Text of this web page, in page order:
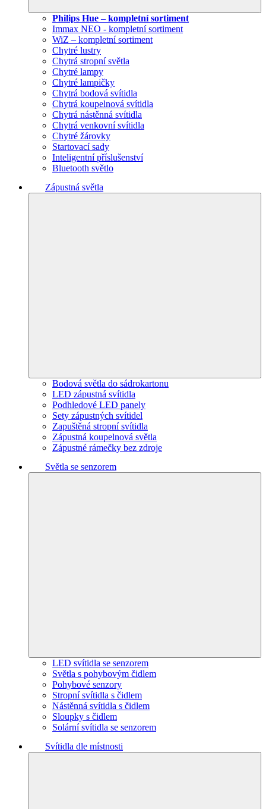
Philips Hue – kompletní sortiment
Immax NEO - kompletní sortiment
WiZ – kompletní sortiment
Chytré lustry
Chytrá stropní světla
Chytré lampy
Chytré lampičky
Chytrá bodová svítidla
Chytrá koupelnová svítidla
Chytrá nástěnná svítidla
Chytrá venkovní svítidla
Chytré žárovky
Startovací sady
Inteligentní příslušenství
Bluetooth světlo
Zápustná světla
Bodová světla do sádrokartonu
LED zápustná svítidla
Podhledové LED panely
Sety zápustných svítidel
Zapuštěná stropní svítidla
Zápustná koupelnová světla
Zápustné rámečky bez zdroje
Světla se senzorem
LED svítidla se senzorem
Světla s pohybovým čidlem
Pohybové senzory
Stropní svítidla s čidlem
Nástěnná svítidla s čidlem
Sloupky s čidlem
Solární svítidla se senzorem
Svítidla dle místnosti